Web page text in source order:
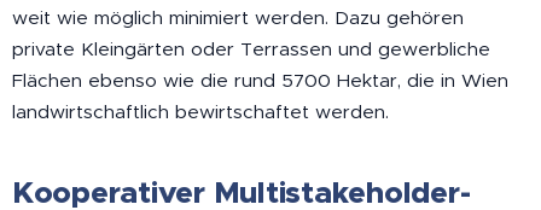
weit wie möglich minimiert werden. Dazu gehören
private Kleingärten oder Terrassen und gewerbliche
Flächen ebenso wie die rund 5700 Hektar, die in Wien
landwirtschaftlich bewirtschaftet werden.
Kooperativer Multistakeholder-